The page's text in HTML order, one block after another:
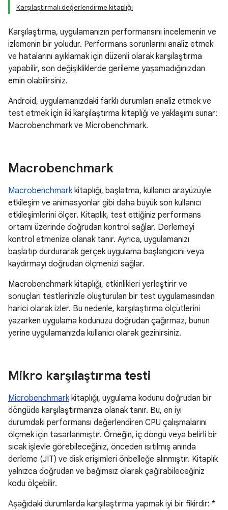
Karşılaştırmalı değerlendirme kitaplığı
Karşılaştırma, uygulamanızın performansını incelemenin ve
izlemenin bir yoludur. Performans sorunlarını analiz etmek
ve hatalarını ayıklamak için düzenli olarak karşılaştırma
yapabilir, son değişikliklerde gerileme yaşamadığınızdan
emin olabilirsiniz.
Android, uygulamanızdaki farklı durumları analiz etmek ve
test etmek için iki karşılaştırma kitaplığı ve yaklaşımı sunar:
Macrobenchmark ve Microbenchmark.
Macrobenchmark
Macrobenchmarkkitaplığı, başlatma, kullanıcı arayüzüyle
etkileşim ve animasyonlar gibi daha büyük son kullanıcı
etkileşimlerini ölçer. Kitaplık, test ettiğiniz performans
ortamı üzerinde doğrudan kontrol sağlar. Derlemeyi
kontrol etmenize olanak tanır. Ayrıca, uygulamanızı
başlatıp durdurarak gerçek uygulama başlangıcını veya
kaydırmayı doğrudan ölçmenizi sağlar.
Macrobenchmark kitaplığı, etkinlikleri yerleştirir ve
sonuçları testlerinizle oluşturulan bir test uygulamasından
harici olarak izler. Bu nedenle, karşılaştırma ölçütlerini
yazarken uygulama kodunuzu doğrudan çağırmaz, bunun
yerine uygulamanızda kullanıcı olarak gezinirsiniz.
Mikro karşılaştırma testi
Microbenchmarkkitaplığı, uygulama kodunu doğrudan bir
döngüde karşılaştırmanıza olanak tanır. Bu, en iyi
durumdaki performansı değerlendiren CPU çalışmalarını
ölçmek için tasarlanmıştır. Örneğin, iç döngü veya belirli bir
sıcak işlevle görebileceğiniz, önceden ısıtılmış anında
derleme (JIT) ve disk erişimleri önbelleğe alınmıştır. Kitaplık
yalnızca doğrudan ve bağımsız olarak çağırabileceğiniz
kodu ölçebilir.
Aşağıdaki durumlarda karşılaştırma yapmak iyi bir fikirdir: *